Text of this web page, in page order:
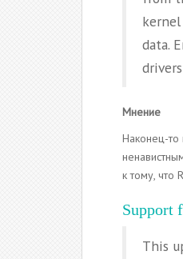
data.
Мнение
Наконец-то
к тому, что
Support
This